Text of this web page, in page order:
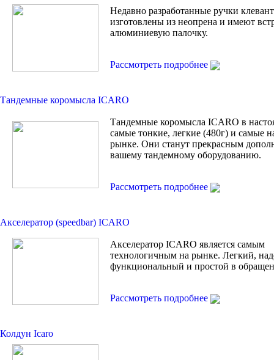
Недавно разработанные ручки
изготовлены из неопрена и имеют
алюминиевую палочку.
Рассмотреть подробнее
Тандемные коромысла ICARO
Тандемные коромысла ICARO в
самые тонкие, легкие (480г) и самые
рынке. Они станут прекрасным
вашему тандемному оборудованию.
Рассмотреть подробнее
Акселератор (speedbar) ICARO
Акселератор ICARO является самым
технологичным на рынке. Легкий,
функциональный и простой в
Рассмотреть подробнее
Колдун Icaro